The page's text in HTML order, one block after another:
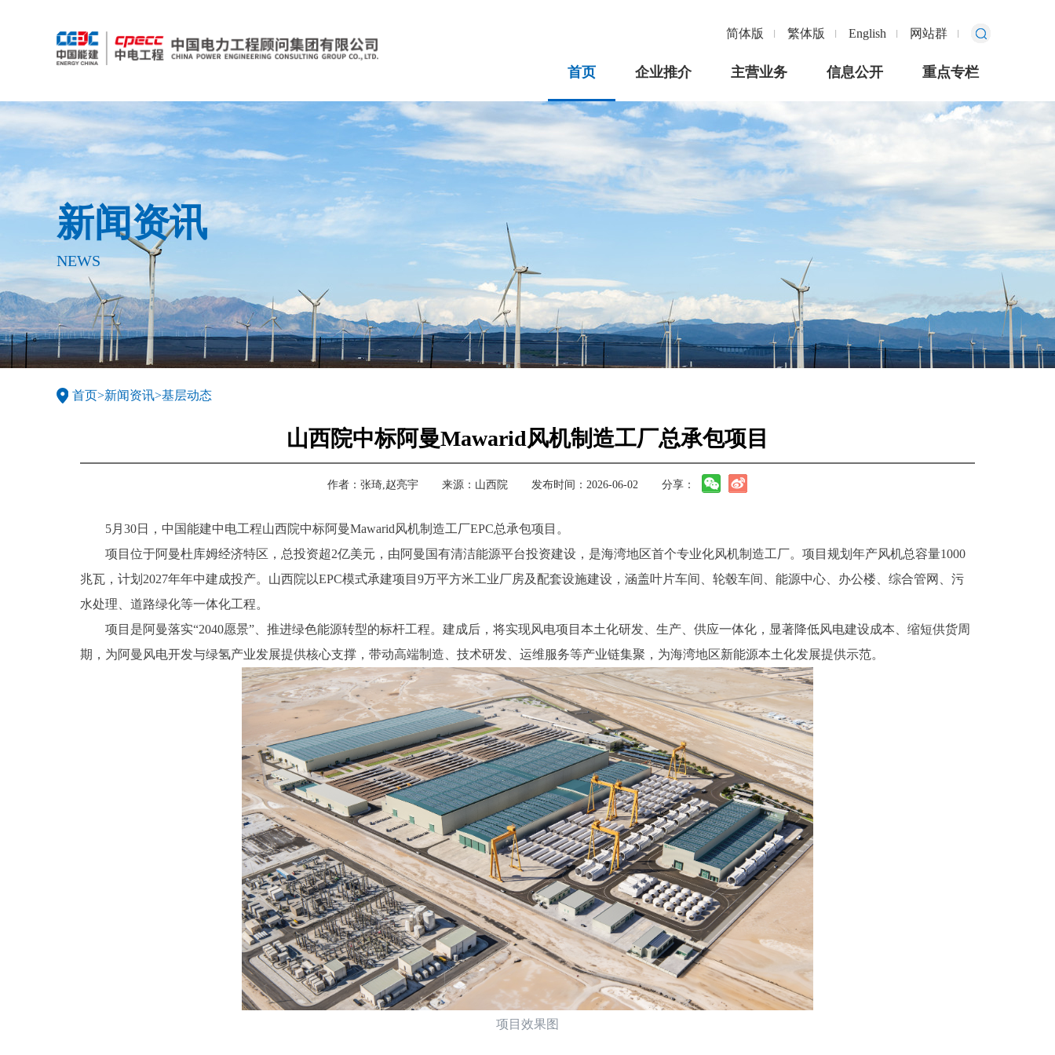
简体版 繁体版 English 网站群
首页 企业推介 主营业务 信息公开 重点专栏
新闻资讯
NEWS
首页>新闻资讯>基层动态
山西院中标阿曼Mawarid风机制造工厂总承包项目
作者： 张琦,赵亮宇 来源： 山西院 发布时间：2026-06-02 分享：
5月30日，中国能建中电工程山西院中标阿曼Mawarid风机制造工厂EPC总承包项目。
项目位于阿曼杜库姆经济特区，总投资超2亿美元，由阿曼国有清洁能源平台投资建设，是海湾地区首个专业化风机制造工厂。项目规划年产风机总容量1000
兆瓦，计划2027年年中建成投产。山西院以EPC模式承建项目9万平方米工业厂房及配套设施建设，涵盖叶片车间、轮毂车间、能源中心、办公楼、综合管网、污
水处理、道路绿化等一体化工程。
项目是阿曼落实“2040愿景”、推进绿色能源转型的标杆工程。建成后，将实现风电项目本土化研发、生产、供应一体化，显著降低风电建设成本、缩短供货周
期，为阿曼风电开发与绿氢产业发展提供核心支撑，带动高端制造、技术研发、运维服务等产业链集聚，为海湾地区新能源本土化发展提供示范。
项目效果图